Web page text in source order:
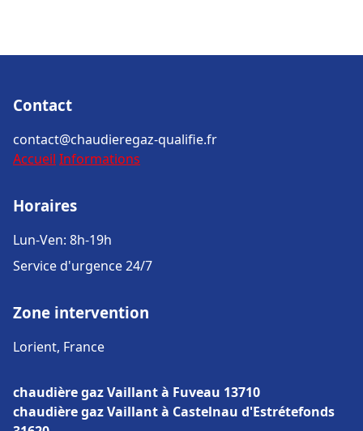
Contact
contact@chaudieregaz-qualifie.fr
Accueil Informations
Horaires
Lun-Ven: 8h-19h
Service d'urgence 24/7
Zone intervention
Lorient, France
chaudière gaz Vaillant à Fuveau 13710
chaudière gaz Vaillant à Castelnau d'Estrétefonds